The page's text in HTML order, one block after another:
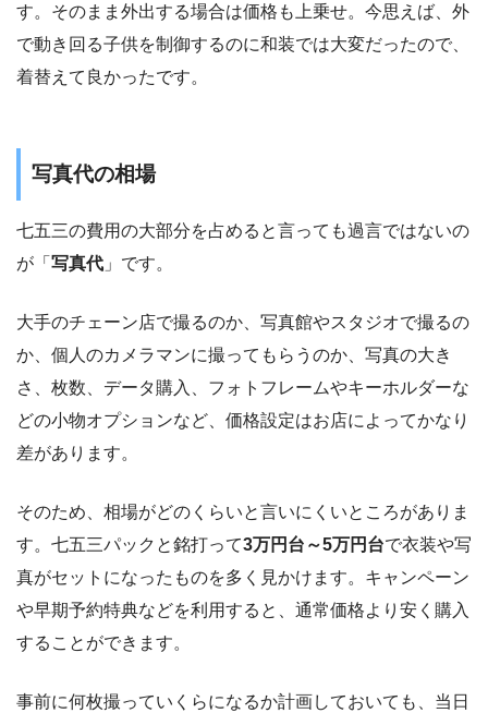
す。そのまま外出する場合は価格も上乗せ。今思えば、 外
で動き回る子供を制御するのに和装では大変だったので、
着替えて良かったです。
写真代の相場
七五三の費用の大部分を占めると言っても過言ではないの
が「 写真代 」です。
大手のチェーン店で撮るのか、写真館やスタジオで撮るの
か、個人のカメラマンに撮ってもらうのか、写真の大き
さ、枚数、データ購入、フォトフレームやキーホルダーな
どの小物オプションなど、価格設定はお店によってかなり
差があります。
そのため、相場がどのくらいと言いにくいところがありま
す。七五三パックと銘打って3万円台～5万円台で衣装や写
真がセットになったものを多く見かけます。キャンペーン
や早期予約特典などを利用すると、通常価格より安く購入
することができます。
事前に何枚撮っていくらになるか計画しておいても、当日